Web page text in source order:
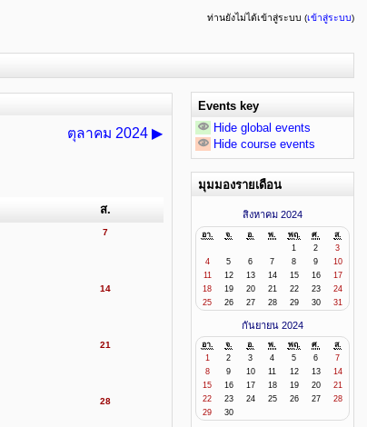
ท่านยังไม่ได้เข้าสู่ระบบ (เข้าสู่ระบบ)
ตุลาคม 2024 ▶
ส.
7
14
21
28
Events key
Hide global events
Hide course events
มุมมองรายเดือน
สิงหาคม 2024
อา. จ. อ. พ. พฤ. ศ.
ส.
1
2
3
4
5 6 7 8 9
10
11
12 13 14 15 16
17
18
19 20 21 22 23
24
25
26 27 28 29 30 31
กันยายน 2024
อา. จ. อ. พ. พฤ. ศ.
ส.
1
2 3 4 5 6
7
8
9 10 11 12 13
14
15
16 17 18 19 20
21
22
23 24 25 26 27
28
29
30